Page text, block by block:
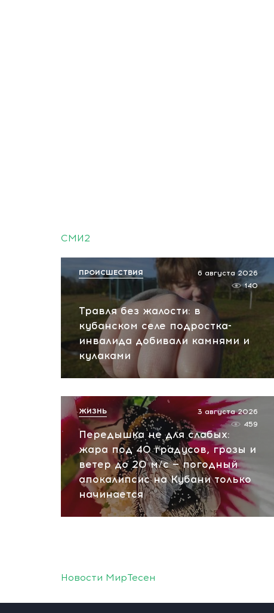
СМИ2
Травля без жалости: в
кубанском селе подростка-
инвалида добивали камнями и
кулаками
6 августа 2026
140
ПРОИСШЕСТВИЯ
Передышка не для слабых:
жара под 40 градусов, грозы и
ветер до 20 м/с — погодный
апокалипсис на Кубани только
начинается
3 августа 2026
459
ЖИЗНЬ
Новости МирТесен